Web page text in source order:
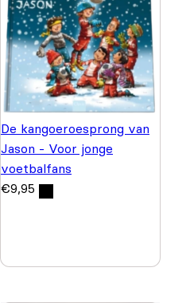
De kangoeroesprong van
Jason - Voor jonge
voetbalfans
€9,95